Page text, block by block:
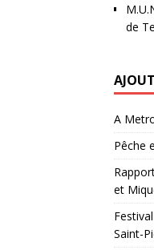
de
A
Pêche
et
Saint-